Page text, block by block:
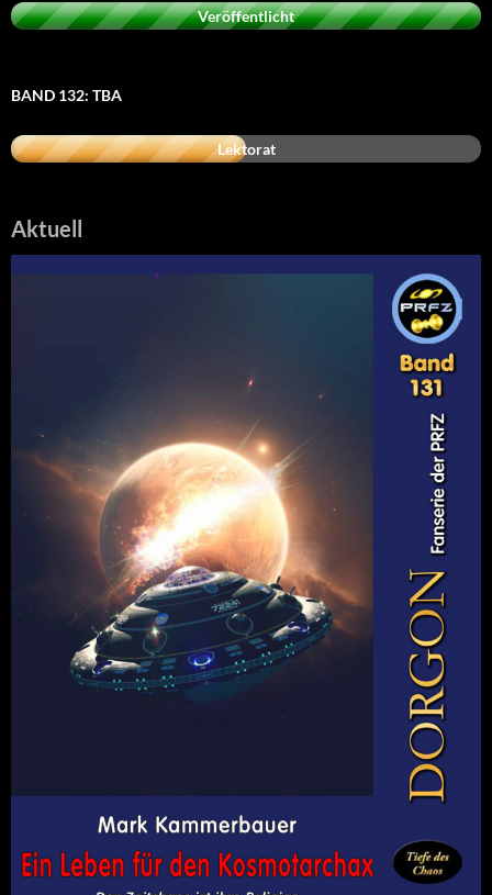
Veröffentlicht
BAND 132: TBA
Lektorat
Aktuell